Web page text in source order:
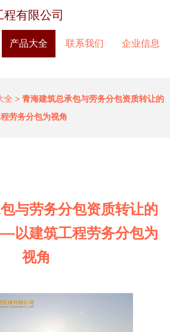
有限公司
产品大全 联系我们 企业信息
全 > 青海建筑总承包与劳务分包资质转让的
劳务分包为视角
与劳务分包资质转让的
以建筑工程劳务分包为
视角